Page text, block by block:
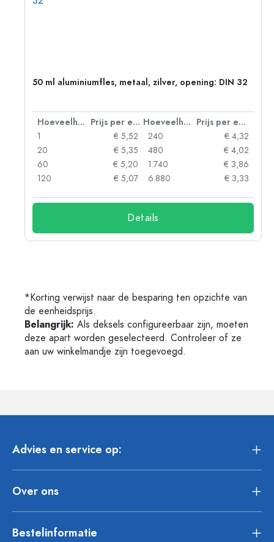
50 ml aluminiumfles, metaal, zilver, opening: DIN 32
Hoeveelheid Prijs per eenheid Hoeveelheid
Prijs per eenheid
1
€ 5,52
20
€ 5,35
60
€ 5,20
120
€ 5,07
240
€ 4,32
480
€ 4,02
1.740
€ 3,86
6.880
€ 3,33
Details
*Korting verwijst naar de besparing ten opzichte van
de eenheidsprijs.
Belangrijk: Als deksels configureerbaar zijn, moeten
deze apart worden geselecteerd. Controleer of ze
aan uw winkelmandje zijn toegevoegd.
Advies en service op:
Over ons
Bestelinformatie